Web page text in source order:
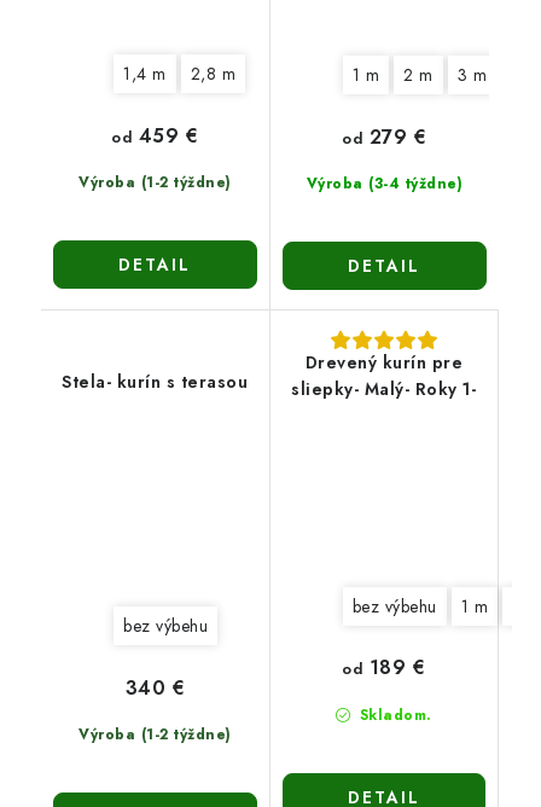
1,4 m 2,8 m
Výroba (1-2 týždne)
od 459 €
DETAIL
1 m 2 m 3 m
Výroba (3-4 týždne)
od 279 €
DETAIL
Stela- kurín s terasou
bez výbehu
Výroba (1-2 týždne)
340 €
Drevený kurín pre
sliepky- Malý- Roky 1-
bez výbehu 1 m
Skladom.
od 189 €
DETAIL